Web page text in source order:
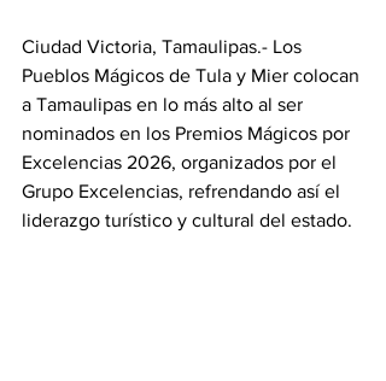
Ciudad Victoria, Tamaulipas.- Los
Pueblos Mágicos de Tula y Mier colocan
a Tamaulipas en lo más alto al ser
nominados en los Premios Mágicos por
Excelencias 2026, organizados por el
Grupo Excelencias, refrendando así el
liderazgo turístico y cultural del estado.